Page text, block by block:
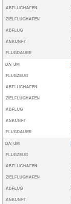
ABFLUGHAFEN
ZIELFLUGHAFEN
ABFLUG
ANKUNFT
FLUGDAUER
DATUM
FLUGZEUG
ABFLUGHAFEN
ZIELFLUGHAFEN
ABFLUG
ANKUNFT
FLUGDAUER
DATUM
FLUGZEUG
ABFLUGHAFEN
ZIELFLUGHAFEN
ABFLUG
ANKUNFT